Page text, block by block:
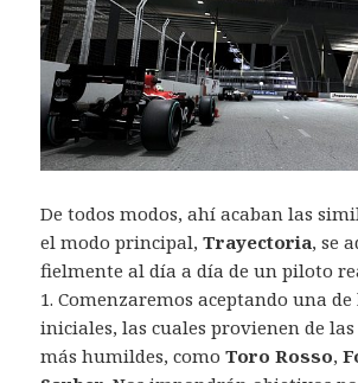
De todos modos, ahí acaban las
el modo principal,Trayectoria, se
fielmente al día a día de un piloto
1. Comenzaremos aceptando una
iniciales, las cuales provienen de las
más humildes, comoToro Rosso,